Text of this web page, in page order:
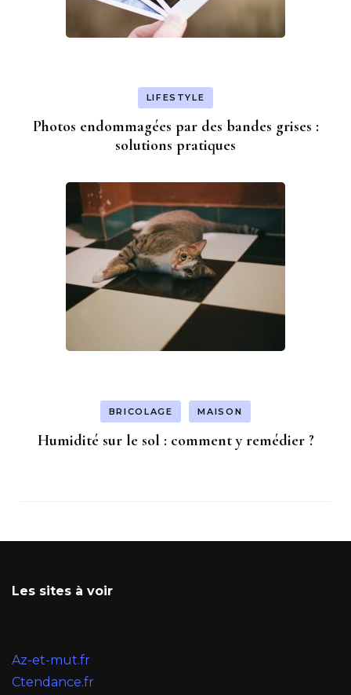
LIFESTYLE
Photos endommagées par des bandes grises :
solutions pratiques
BRICOLAGE MAISON
Humidité sur le sol : comment y remédier ?
Les sites à voir
Az-et-mut.fr
Ctendance.fr